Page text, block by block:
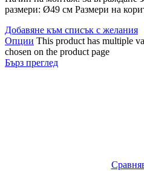
размери: Ø49 см Размери на
Добавяне към списък с желания
Опции This product has multiple
chosen on the product page
Бърз преглед